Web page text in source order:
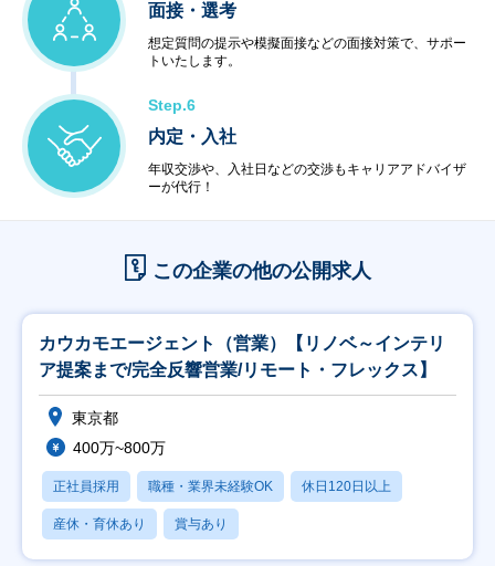
面接・選考
想定質問の提示や模擬面接などの面接対策で、サポー
トいたします。
Step.6
内定・入社
年収交渉や、入社日などの交渉もキャリアアドバイザ
ーが代行！
この企業の他の公開求人
カウカモエージェント（営業）【リノベ～インテリ
ア提案まで/完全反響営業/リモート・フレックス】
東京都
400万~800万
正社員採用 職種・業界未経験OK 休日120日以上
産休・育休あり 賞与あり